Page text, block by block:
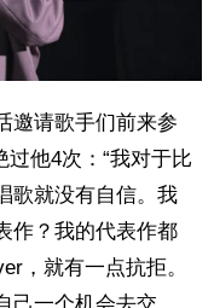
邀请歌手们前来参
他4次：“我对于比
歌就没有自信。我
作？我的代表作都
，就有一点抗拒。